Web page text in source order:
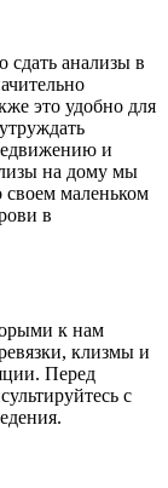
сдать анализы в
это удобно для
и
на дому мы
своем маленьком
в
к нам
клизмы и
Перед
с